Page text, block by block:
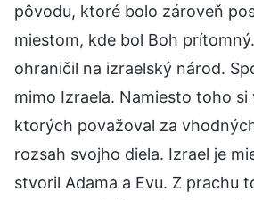
pôvodu, ktoré bolo zároveň
miestom, kde bol Boh
ohraničil na izraelský národ.
mimo Izraela. Namiesto toho si
ktorých považoval za
rozsah svojho diela. Izrael je
stvoril Adama a Evu. Z prachu